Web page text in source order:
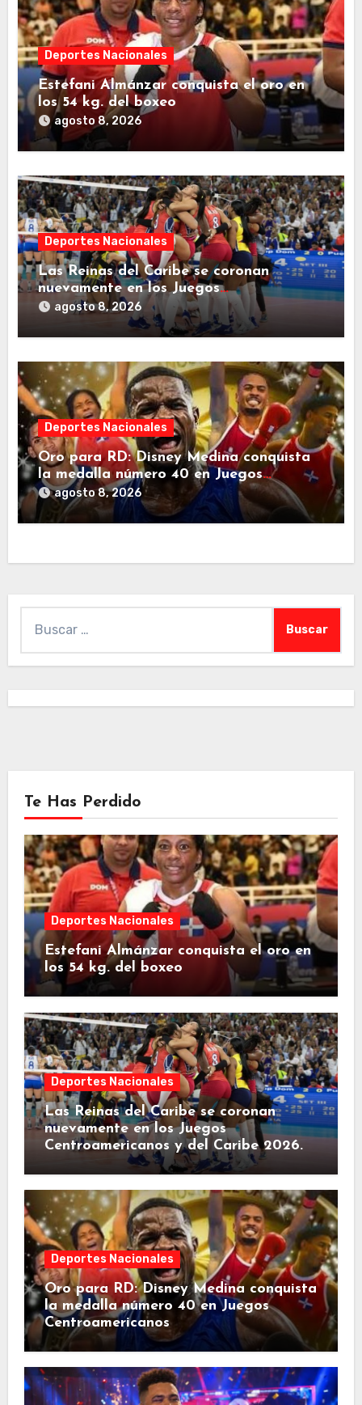
Deportes Nacionales
Estefani Almánzar conquista el oro en
los 54 kg. del boxeo
agosto 8, 2026
Deportes Nacionales
Las Reinas del Caribe se coronan
nuevamente en los Juegos
Centroamericanos y del Caribe 2026.
agosto 8, 2026
Deportes Nacionales
Oro para RD: Disney Medina conquista
la medalla número 40 en Juegos
Centroamericanos
agosto 8, 2026
Te Has Perdido
Deportes Nacionales
Estefani Almánzar conquista el oro en
los 54 kg. del boxeo
Deportes Nacionales
Las Reinas del Caribe se coronan
nuevamente en los Juegos
Centroamericanos y del Caribe 2026.
Deportes Nacionales
Oro para RD: Disney Medina conquista
la medalla número 40 en Juegos
Centroamericanos